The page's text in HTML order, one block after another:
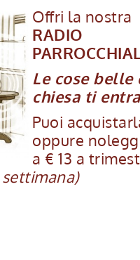
Offri la nostra
RADIO
Le cose belle
chiesa ti
Puoi
oppure
a € 13 a
settimana)